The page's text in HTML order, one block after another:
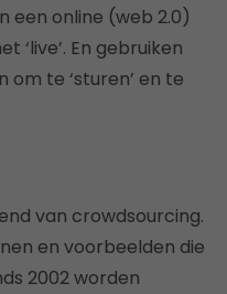
een online (web 2.0)
‘live’. En gebruiken
om te ‘sturen’ en te
van crowdsourcing.
en voorbeelden die
2002 worden